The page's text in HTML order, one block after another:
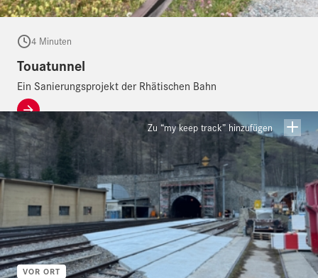
4 Minuten
Touatunnel
Ein Sanierungsprojekt der Rhätischen Bahn
VOR ORT
Zu “my keep track” hinzufügen